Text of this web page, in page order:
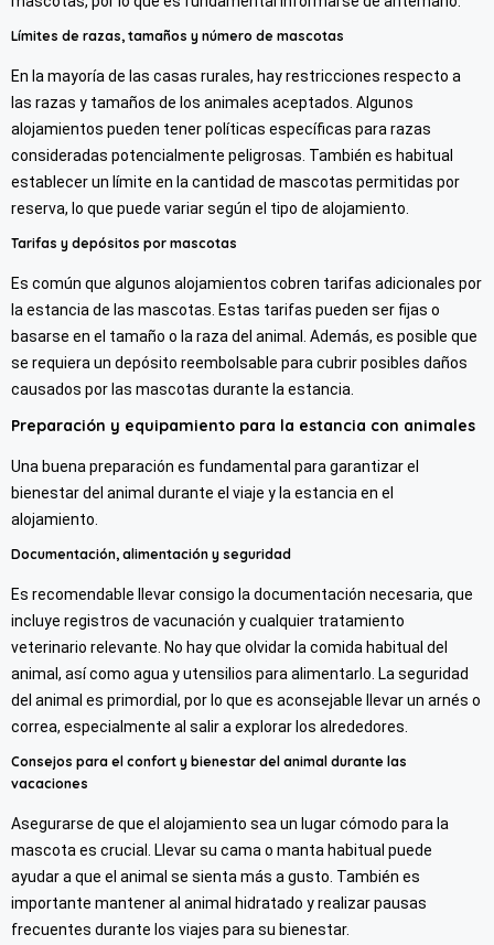
Límites de razas, tamaños y número de mascotas
En la mayoría de las casas rurales, hay restricciones respecto a
las razas y tamaños de los animales aceptados. Algunos
alojamientos pueden tener políticas específicas para razas
consideradas potencialmente peligrosas. También es habitual
establecer un límite en la cantidad de mascotas permitidas por
reserva, lo que puede variar según el tipo de alojamiento.
Tarifas y depósitos por mascotas
Es común que algunos alojamientos cobren tarifas adicionales por
la estancia de las mascotas. Estas tarifas pueden ser fijas o
basarse en el tamaño o la raza del animal. Además, es posible que
se requiera un depósito reembolsable para cubrir posibles daños
causados por las mascotas durante la estancia.
Preparación y equipamiento para la estancia con animales
Una buena preparación es fundamental para garantizar el
bienestar del animal durante el viaje y la estancia en el
alojamiento.
Documentación, alimentación y seguridad
Es recomendable llevar consigo la documentación necesaria, que
incluye registros de vacunación y cualquier tratamiento
veterinario relevante. No hay que olvidar la comida habitual del
animal, así como agua y utensilios para alimentarlo. La seguridad
del animal es primordial, por lo que es aconsejable llevar un arnés o
correa, especialmente al salir a explorar los alrededores.
Consejos para el confort y bienestar del animal durante las
vacaciones
Asegurarse de que el alojamiento sea un lugar cómodo para la
mascota es crucial. Llevar su cama o manta habitual puede
ayudar a que el animal se sienta más a gusto. También es
importante mantener al animal hidratado y realizar pausas
frecuentes durante los viajes para su bienestar.